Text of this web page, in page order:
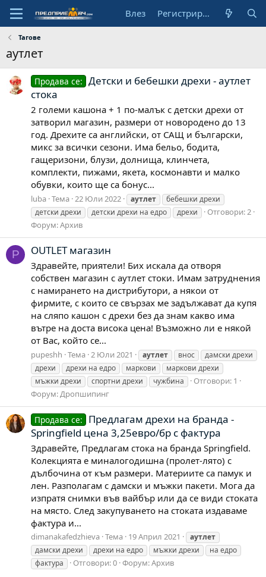
Влез Регистрирай се
Тагове
аутлет
Продава се: Детски и бебешки дрехи - аутлет
стока
2 големи кашона + 1 по-малък с детски дрехи от
затворил магазин, размери от новородено до 13
год. Дрехите са английски, от САЩ и български,
микс за всички сезони. Има бельо, бодита,
гащеризони, блузи, долнища, клинчета,
комплекти, пижами, якета, космонавти и малко
обувки, които ще са бонус...
luba Тема 22 Юли 2022 аутлет
бебешки дрехи
детски дрехи
детски дрехи на едро дрехи
Отговори: 2
Форум:Архив
P OUTLET магазин
Здравейте, приятели! Бих искала да отворя
собствен магазин с аутлет стоки. Имам затруднения
с намирането на дистрибутори, а някои от
фирмите, с които се свързах ме задължават да купя
на сляпо кашон с дрехи без да знам какво има
вътре на доста висока цена! Възможно ли е някой
от Вас, който се...
pupeshh Тема 2 Юли 2021 аутлет внос
дамски дрехи
дрехи
дрехи на едро маркови
маркови дрехи
мъжки дрехи
спортни дрехи чужбина
Отговори: 1
Форум:Дропшипинг
Продава се:
Предлагам дрехи на бранда -
Springfield цена 3,25евро/бр с фактура
Здравейте, Предлагам стока на бранда Springfield.
Колекцията е миналогодишна (пролет-лято) с
дълбочина от към размери. Материите са памук и
лен. Разполагам с дамски и мъжки пакети. Мога да
изпратя снимки във вайбър или да се види стоката
на място. След закупуването на стоката издаваме
фактура и...
dimanakafedzhieva Тема 19 Април 2021
аутлет
дамски дрехи
дрехи на едро мъжки дрехи
на едро
фактура
Отговори: 0 Форум:Архив